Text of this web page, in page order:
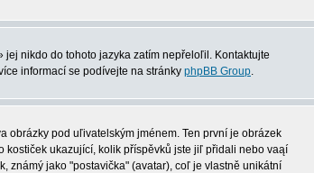
nikdo do tohoto jazyka zatím nepřeloľil. Kontaktujte
informací se podívejte na stránky phpBB Group.
obrázky pod uľivatelským jménem. Ten první je obrázek
kostiček ukazující, kolik příspěvků jste jiľ přidali nebo vaąí
známý jako "postavička" (avatar), coľ je vlastně unikátní